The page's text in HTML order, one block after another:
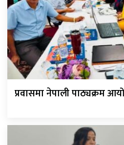
प्रवासमा नेपाली पाठ्यक्रम